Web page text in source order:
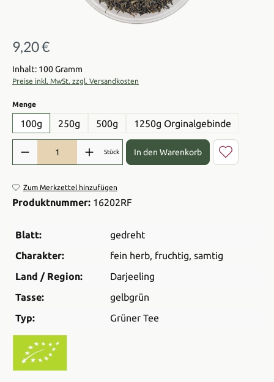
Regulärer Preis:
9,20 €
Inhalt: 100 Gramm
Preise inkl. MwSt. zzgl. Versandkosten
Mengeauswählen
100g 250g 500g 1250g Orginalgebinde
Produkt Anzahl: Gib den gewünschten Wert ein oder benutze die
Stück In den Warenkorb
Zum Merkzettel hinzufügen
Produktnummer: 16202RF
Blatt:
gedreht
Charakter:
fein herb, fruchtig, samtig
Land / Region:
Darjeeling
Tasse:
gelbgrün
Typ:
Grüner Tee